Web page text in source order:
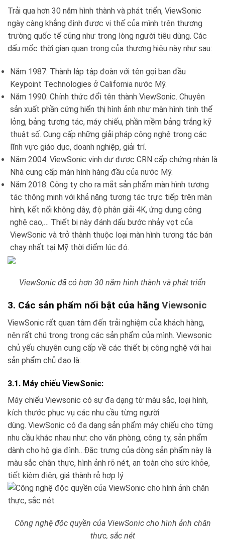
Trải qua hơn 30 năm hình thành và phát triển, ViewSonic
ngày càng khẳng định được vị thế của mình trên thương
trường quốc tế cũng như trong lòng người tiêu dùng. Các
dấu mốc thời gian quan trọng của thương hiệu này như sau:
Năm 1987: Thành lập tập đoàn với tên gọi ban đầu
Keypoint Technologies ở California nước Mỹ.
Năm 1990: Chính thức đổi tên thành ViewSonic. Chuyên
sản xuất phần cứng hiển thị hình ảnh như màn hình tinh thể
lỏng, bảng tương tác, máy chiếu, phần mềm bảng trắng kỹ
thuật số. Cung cấp những giải pháp công nghệ trong các
lĩnh vực giáo dục, doanh nghiệp, giải trí.
Năm 2004: ViewSonic vinh dự được CRN cấp chứng nhận là
Nhà cung cấp màn hình hàng đầu của nước Mỹ.
Năm 2018: Công ty cho ra mắt sản phẩm màn hình tương
tác thông minh với khả năng tương tác trực tiếp trên màn
hình, kết nối không dây, độ phân giải 4K, ứng dụng công
nghệ cao,… Thiết bị này đánh dấu bước nhảy vọt của
ViewSonic và trở thành thuộc loại màn hình tương tác bán
chạy nhất tại Mỹ thời điểm lúc đó.
ViewSonic đã có hơn 30 năm hình thành và phát triển
3. Các sản phẩm nổi bật của hãng Viewsonic
ViewSonic rất quan tâm đến trải nghiệm của khách hàng,
nên rất chú trọng trong các sản phẩm của mình. Viewsonic
chủ yếu chuyên cung cấp về các thiết bị công nghệ với hai
sản phẩm chủ đạo là:
3.1. Máy chiếu ViewSonic:
Máy chiếu Viewsonic có sự đa dạng từ màu sắc, loại hình,
kích thước phục vụ các nhu cầu từng người
dùng. ViewSonic có đa dạng sản phẩm máy chiếu cho từng
nhu cầu khác nhau như: cho văn phòng, công ty, sản phẩm
dành cho hộ gia đình…Đặc trưng của dòng sản phẩm này là
màu sắc chân thực, hình ảnh rõ nét, an toàn cho sức khỏe,
tiết kiệm điên, giá thành rẻ hợp lý
Công nghệ độc quyền của ViewSonic cho hình ảnh chân
thực, sắc nét